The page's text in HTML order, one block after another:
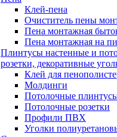
Клей-пена
Очиститель пены
Пена монтажная
Пена монтажная на
Плинтусы настенные и
розетки, декоративные
Клей для
Молдинги
Потолочные
Потолочные розетки
Профили ПВХ
Уголки